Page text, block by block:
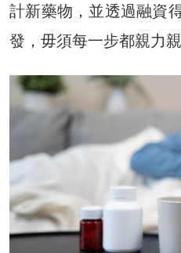
計新藥物，並透過融資
發，毋須每一步都親力親